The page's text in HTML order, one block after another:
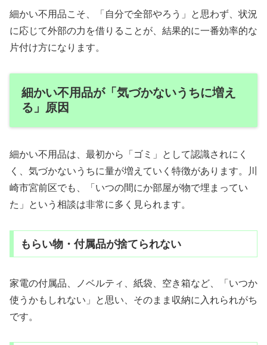
細かい不用品こそ、「自分で全部やろう」と思わず、状況
に応じて外部の力を借りることが、結果的に一番効率的な
片付け方になります。
細かい不用品が「気づかないうちに増え
る」原因
細かい不用品は、最初から「ゴミ」として認識されにく
く、気づかないうちに量が増えていく特徴があります。川
崎市宮前区でも、「いつの間にか部屋が物で埋まってい
た」という相談は非常に多く見られます。
もらい物・付属品が捨てられない
家電の付属品、ノベルティ、紙袋、空き箱など、「いつか
使うかもしれない」と思い、そのまま収納に入れられがち
です。